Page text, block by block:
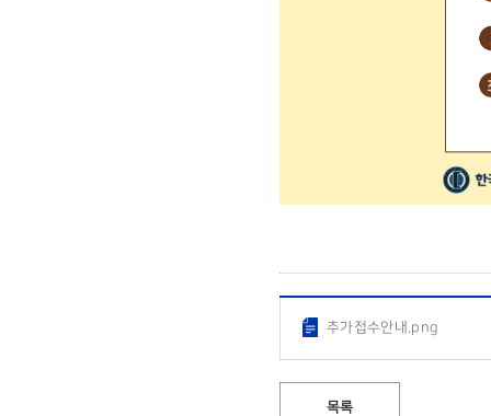
추가접수안내.png
목록